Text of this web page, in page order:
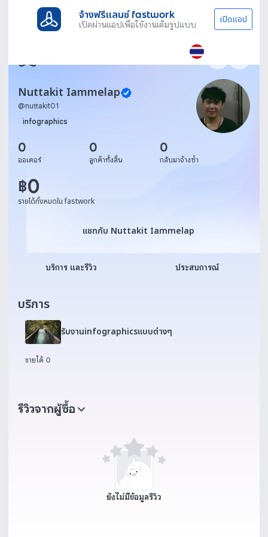
จ้างฟรีแลนซ์ fastwork
เปิดผ่านแอปเพื่อใช้งานเต็มรูปแบบ เปิดแอป
Nuttakit Iammelap
@nuttakit01
infographics
0
ออเดอร์
0
ลูกค้าทั้งสิ้น
0
กลับมาจ้างซ้ำ
฿0
รายได้ทั้งหมดใน fastwork
แชทกับ Nuttakit Iammelap
แชทกับ Nuttakit Iammelap
บริการ และรีวิว ประสบการณ์
บริการ
รับงานinfographicsแบบต่างๆ
ขายได้ 0
รีวิวจากผู้ซื้อ
ยังไม่มีข้อมูลรีวิว